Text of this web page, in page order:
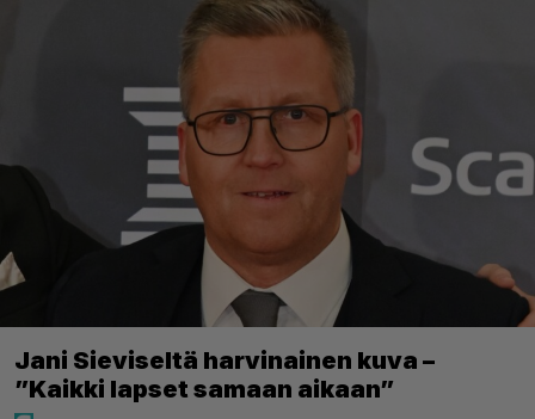
Jani Sieviseltä harvinainen kuva –
”Kaikki lapset samaan aikaan”